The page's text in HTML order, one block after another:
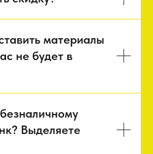
материалы
не будет в
Выделяете